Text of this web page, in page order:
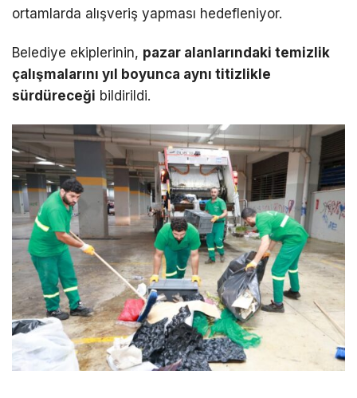
ortamlarda alışveriş yapması hedefleniyor.
Belediye ekiplerinin, pazar alanlarındaki temizlik
çalışmalarını yıl boyunca aynı titizlikle
sürdüreceği bildirildi.